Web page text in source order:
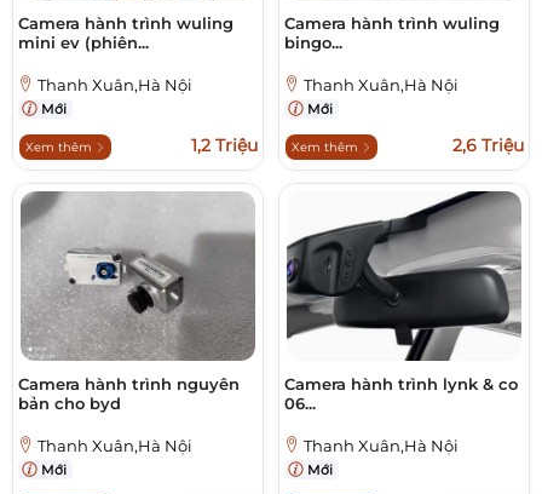
Camera hành trình wuling
mini ev (phiên...
Thanh Xuân,Hà Nội
Mới
Xem thêm 1,2 Triệu
Camera hành trình wuling
bingo...
Thanh Xuân,Hà Nội
Mới
Xem thêm 2,6 Triệu
Camera hành trình nguyên
bản cho byd
Thanh Xuân,Hà Nội
Mới
Camera hành trình lynk & co
06...
Thanh Xuân,Hà Nội
Mới